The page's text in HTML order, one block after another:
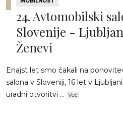
24. Avtomobilski
Slovenije -
Ženevi
Enajst let smo čakali na
salona v Sloveniji, 16 let v
uradni otvoritvi ... Več